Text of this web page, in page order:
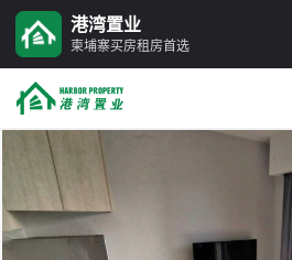
港湾置业
柬埔寨买房租房首选